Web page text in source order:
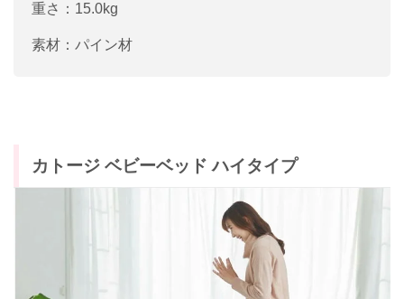
重さ：15.0kg
素材：パイン材
カトージ ベビーベッド ハイタイプ